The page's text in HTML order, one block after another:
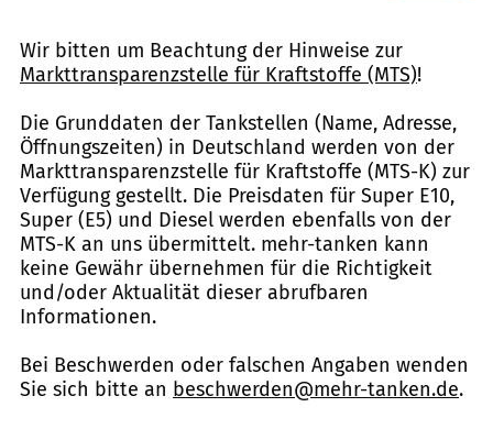
Wir bitten um Beachtung der Hinweise zur
Markttransparenzstelle für Kraftstoffe (MTS)!
Die Grunddaten der Tankstellen (Name, Adresse,
Öffnungszeiten) in Deutschland werden von der
Markttransparenzstelle für Kraftstoffe (MTS-K) zur
Verfügung gestellt. Die Preisdaten für Super E10,
Super (E5) und Diesel werden ebenfalls von der
MTS-K an uns übermittelt. mehr-tanken kann
keine Gewähr übernehmen für die Richtigkeit
und/oder Aktualität dieser abrufbaren
Informationen.
Bei Beschwerden oder falschen Angaben wenden
Sie sich bitte an beschwerden@mehr-tanken.de.